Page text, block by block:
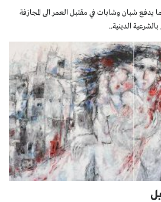
شبان وشابات في مقتبل العمر الى المجازفة
الدينية..